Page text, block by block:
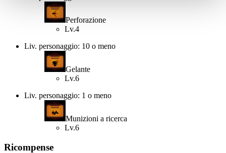
Perforazione
Lv.4
Liv. personaggio: 10 o meno
Gelante
Lv.6
Liv. personaggio: 1 o meno
Munizioni a ricerca
Lv.6
Ricompense